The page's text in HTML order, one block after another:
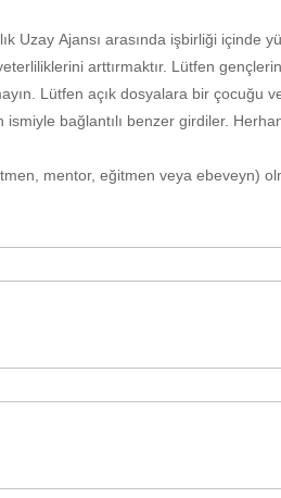
Uzay Ajansı arasında işbirliği
arttırmaktır. Lütfen
Lütfen açık dosyalara bir çocuğu
bağlantılı benzer girdiler.
mentor, eğitmen veya ebeveyn)